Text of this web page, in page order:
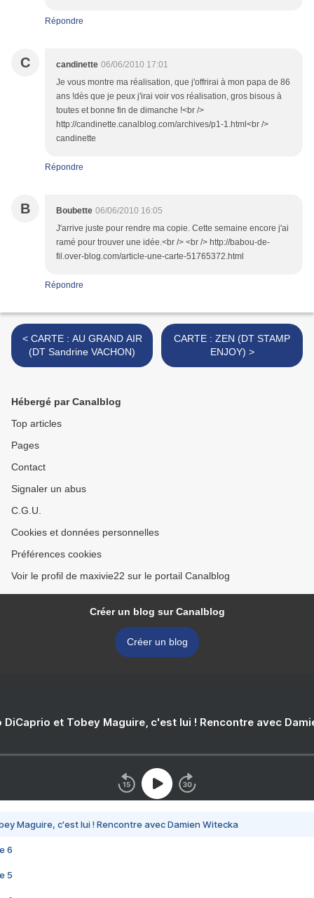
Répondre
C candinette 06/06/2010 17:01
Je vous montre ma réalisation, que j'offrirai à mon papa de 86
ans !dès que je peux j'irai voir vos réalisation, gros bisous à
toutes et bonne fin de dimanche !<br />
http://candinette.canalblog.com/archives/p1-1.html<br />
candinette
Répondre
B Boubette 06/06/2010 16:05
J'arrive juste pour rendre ma copie. Cette semaine encore j'ai
ramé pour trouver une idée.<br /> <br /> http://babou-de-
fil.over-blog.com/article-une-carte-51765372.html
Répondre
< CARTE : AU GRAND AIR
(DT Sandrine VACHON)
CARTE : ZEN (DT STAMP
ENJOY) >
Hébergé par Canalblog
Top articles
Pages
Contact
Signaler un abus
C.G.U.
Cookies et données personnelles
Préférences cookies
Voir le profil de maxivie22 sur le portail Canalblog
Créer un blog sur Canalblog
Créer un blog
DiCaprio et Tobey Maguire, c'est lui ! Rencontre avec
Maguire, c'est lui ! Rencontre avec Damien Witecka
6
5